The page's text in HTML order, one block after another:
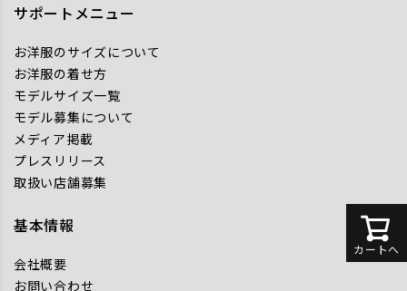
カートへ
サポートメニュー
お洋服のサイズについて
お洋服の着せ方
モデルサイズ一覧
モデル募集について
メディア掲載
プレスリリース
取扱い店舗募集
基本情報
会社概要
お問い合わせ